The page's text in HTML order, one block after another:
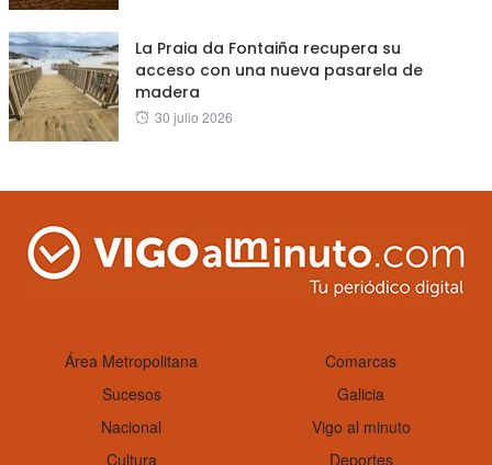
La Praia da Fontaiña recupera su
acceso con una nueva pasarela de
madera
Posted
30 julio 2026
Área Metropolitana
Comarcas
Sucesos
Galicia
Nacional
Vigo al minuto
Cultura
Deportes